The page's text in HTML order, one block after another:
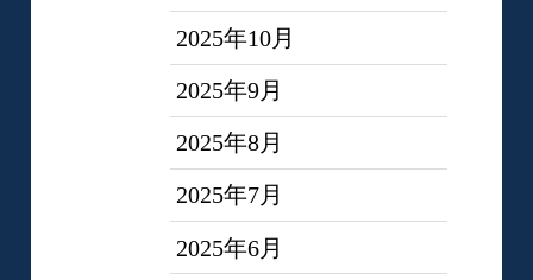
2025年10月
2025年9月
2025年8月
2025年7月
2025年6月